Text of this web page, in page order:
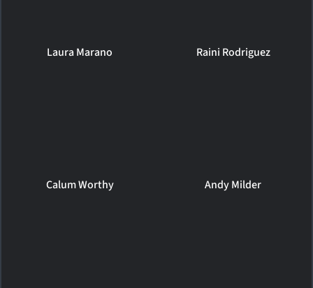
Laura Marano Raini Rodriguez
Calum Worthy Andy Milder